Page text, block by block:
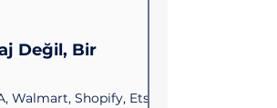
Değil, Bir
Walmart, Shopify, Etsy,